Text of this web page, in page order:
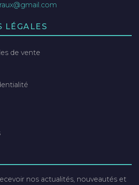
LÉGALES
de vente
nos actualités, nouveautés et